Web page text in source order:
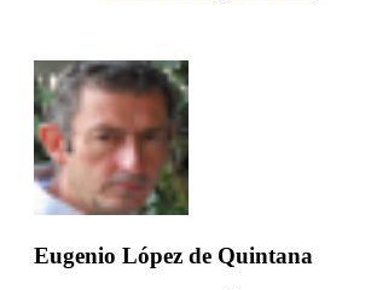
Eugenio López de Quintana